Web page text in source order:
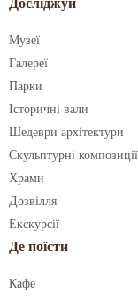
Досліджуй
Музеї
Галереї
Парки
Історичні вали
Шедеври архітектури
Скульптурні композиції
Храми
Дозвілля
Екскурсії
Де поїсти
Кафе